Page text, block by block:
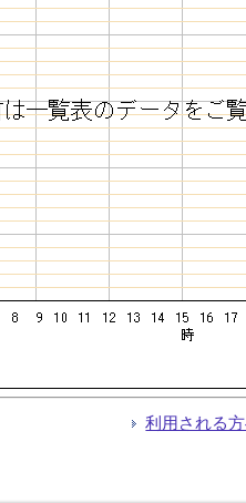
利用される